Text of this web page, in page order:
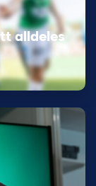
alldeles